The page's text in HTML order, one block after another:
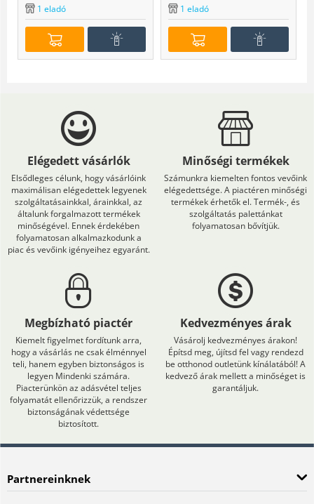
1 eladó 1 eladó
Elégedett vásárlók
Elsődleges célunk, hogy vásárlóink
maximálisan elégedettek legyenek
szolgáltatásainkkal, árainkkal, az
általunk forgalmazott termékek
minőségével. Ennek érdekében
folyamatosan alkalmazkodunk a
piac és vevőink igényeihez egyaránt.
Minőségi termékek
Számunkra kiemelten fontos vevőink
elégedettsége. A piactéren minőségi
termékek érhetők el. Termék-, és
szolgáltatás palettánkat
folyamatosan bővítjük.
Megbízható piactér
Kiemelt figyelmet fordítunk arra,
hogy a vásárlás ne csak élménnyel
teli, hanem egyben biztonságos is
legyen Mindenki számára.
Piacterünkön az adásvétel teljes
folyamatát ellenőrizzük, a rendszer
biztonságának védettsége
biztosított.
Kedvezményes árak
Vásárolj kedvezményes árakon!
Építsd meg, újítsd fel vagy rendezd
be otthonod outletünk kínálatából! A
kedvező árak mellett a minőséget is
garantáljuk.
Partnereinknek